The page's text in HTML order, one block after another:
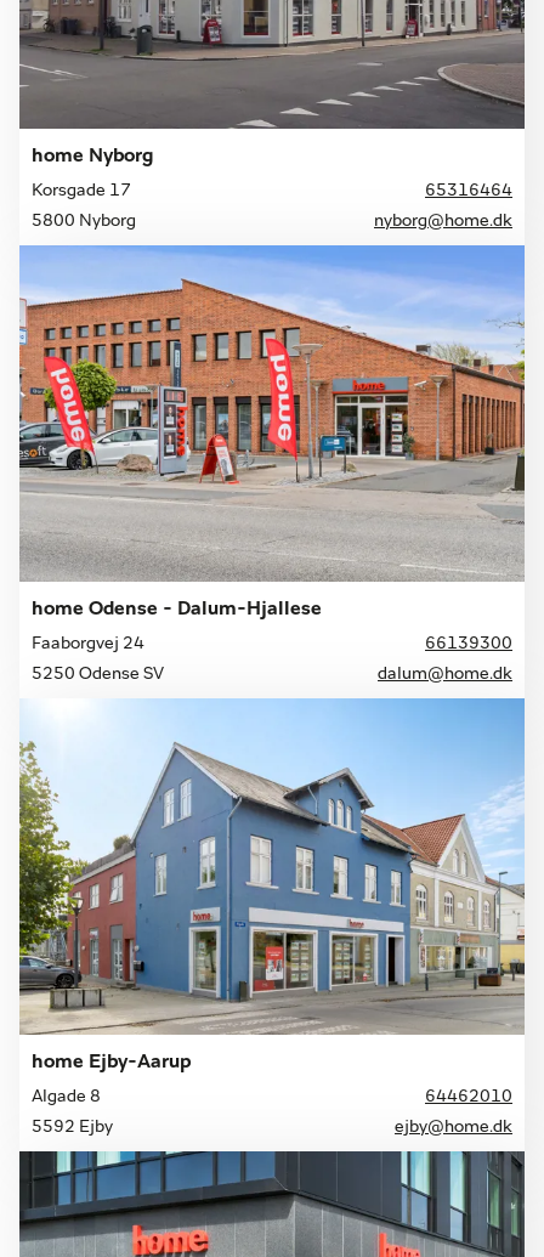
home Nyborg
Korsgade 17
65316464
5800 Nyborg
nyborg@home.dk
home Odense - Dalum-Hjallese
Faaborgvej 24
66139300
5250 Odense SV
dalum@home.dk
home Ejby-Aarup
Algade 8
64462010
5592 Ejby
ejby@home.dk